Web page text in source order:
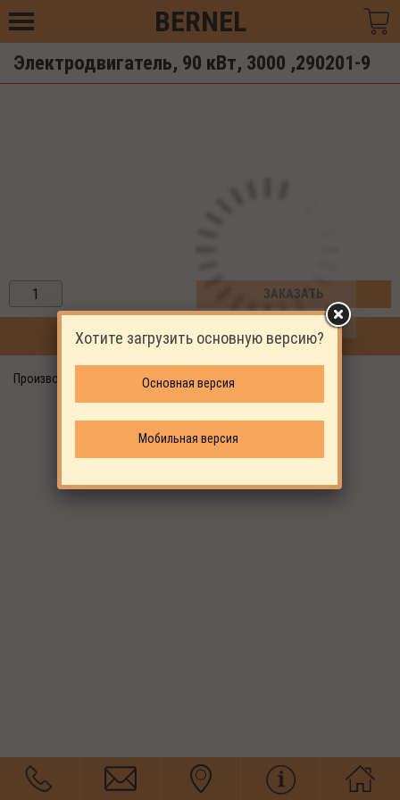
BERNEL
Электродвигатель, 90 кВт, 3000 ,290201-9
ЗАКАЗАТЬ
ПРОДОЛЖИТЬ ПОКУПКИ
Производитель: EKOMAK
Хотите загрузить основную версию?
Основная версия
Мобильная версия